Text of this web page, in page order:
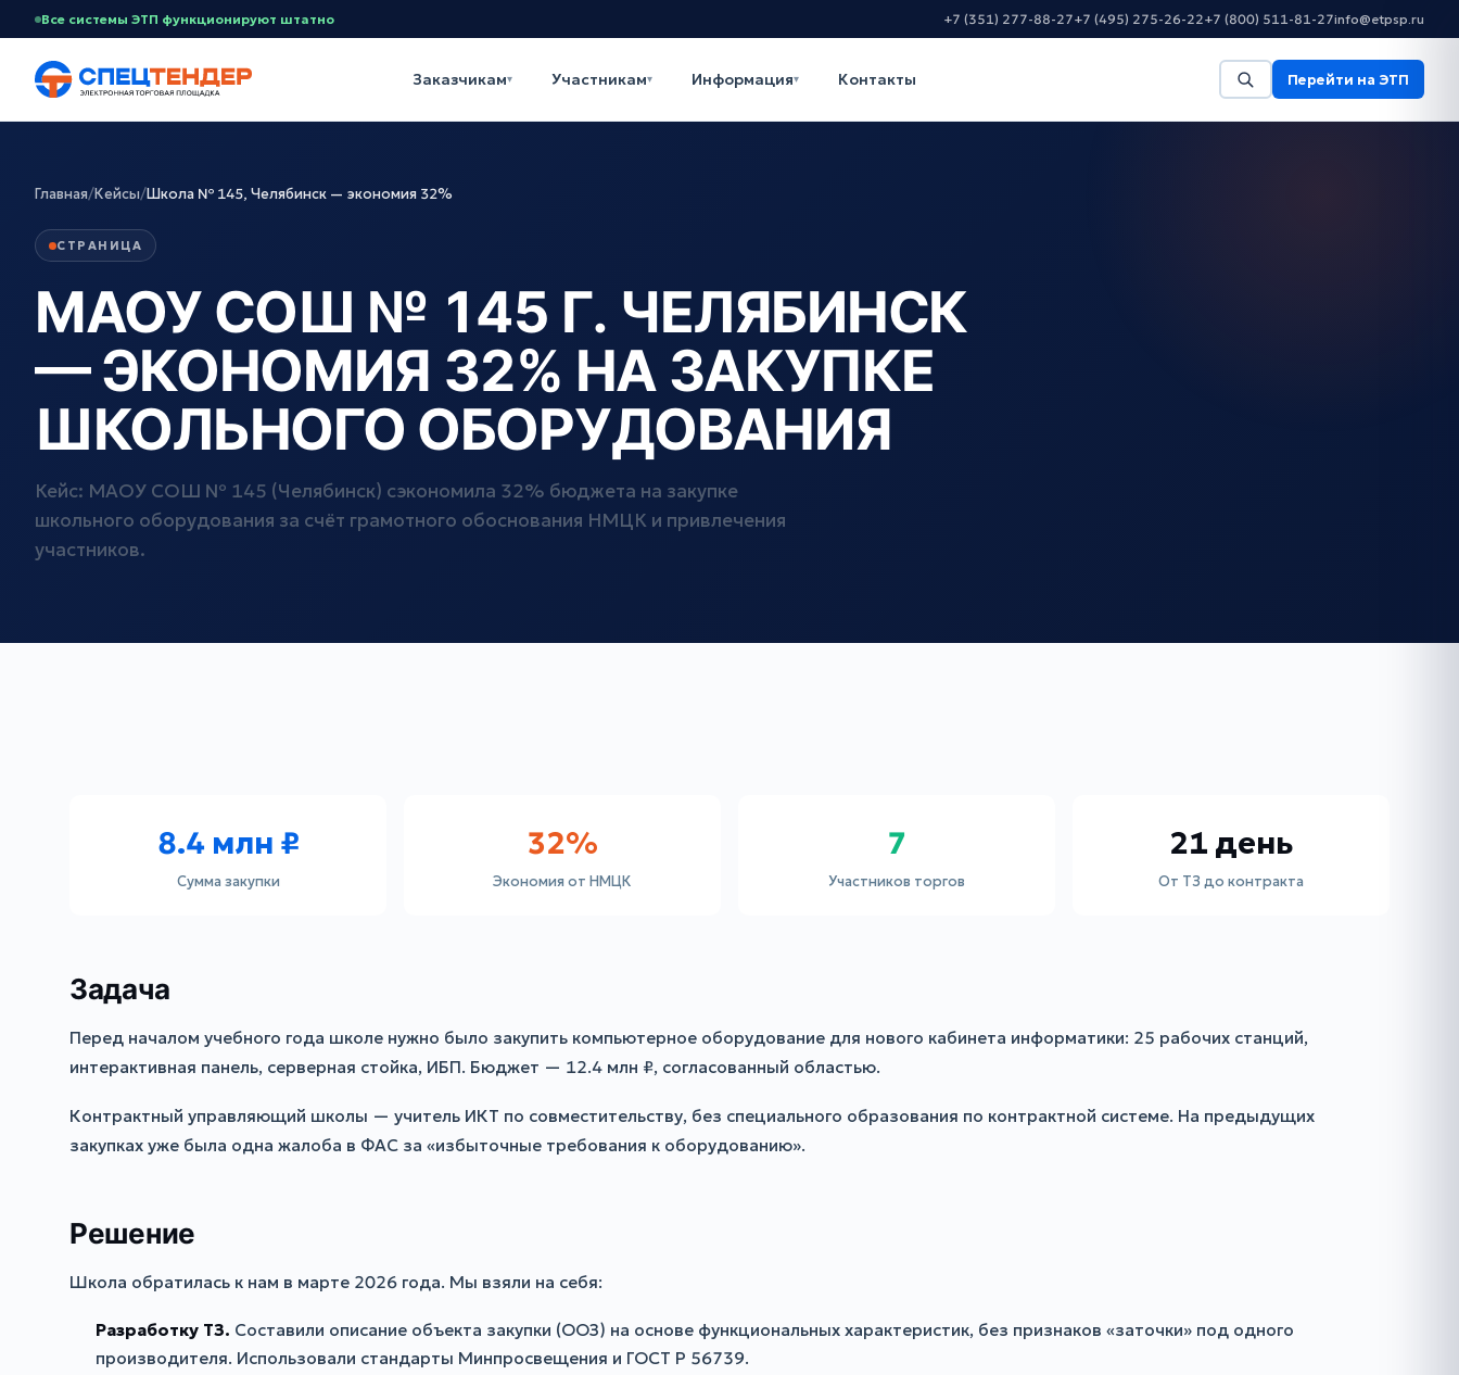
Все системы ЭТП функционируют штатно +7 (351) 277-88-27+7 (495) 275-26-22+7 (800) 511-81-27info@etpsp.ru
Заказчикам▾ Участникам▾ Информация▾ Контакты Перейти на ЭТП
Главная/Кейсы/Школа № 145, Челябинск — экономия 32%
СТРАНИЦА
МАОУ СОШ № 145 Г. ЧЕЛЯБИНСК
— ЭКОНОМИЯ 32% НА ЗАКУПКЕ
ШКОЛЬНОГО ОБОРУДОВАНИЯ
Кейс: МАОУ СОШ № 145 (Челябинск) сэкономила 32% бюджета на закупке
школьного оборудования за счёт грамотного обоснования НМЦК и привлечения
участников.
8.4 млн ₽
Сумма закупки
32%
Экономия от НМЦК
7
Участников торгов
21 день
От ТЗ до контракта
Задача
Перед началом учебного года школе нужно было закупить компьютерное оборудование для нового кабинета информатики: 25 рабочих станций,
интерактивная панель, серверная стойка, ИБП. Бюджет — 12.4 млн ₽, согласованный областью.
Контрактный управляющий школы — учитель ИКТ по совместительству, без специального образования по контрактной системе. На предыдущих
закупках уже была одна жалоба в ФАС за «избыточные требования к оборудованию».
Решение
Школа обратилась к нам в марте 2026 года. Мы взяли на себя:
Разработку ТЗ. Составили описание объекта закупки (ООЗ) на основе функциональных характеристик, без признаков «заточки» под одного
производителя. Использовали стандарты Минпросвещения и ГОСТ Р 56739.